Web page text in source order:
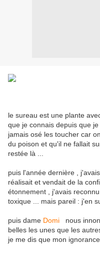
le sureau est une plante
que je connais depuis que
jamais osé les toucher car
du poison et qu'il ne fallait
restée là ...
puis l'année dernière ,
réalisait et vendait de la
étonnement , j'avais
toxique ... mais pareil : j'en
puis dame Domi
nous
belles les unes que les
je me dis que mon